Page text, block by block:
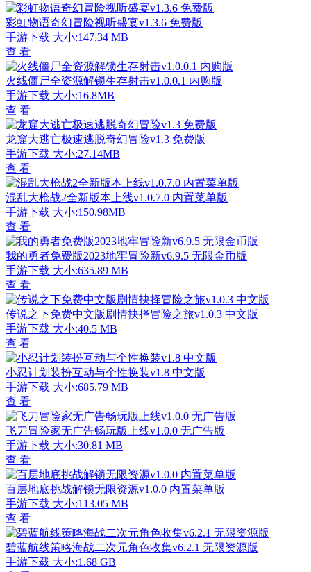
彩虹物语奇幻冒险视听盛宴v1.3.6 免费版
手游下载 大小:147.34 MB
查 看
火线僵尸全资源解锁生存射击v1.0.0.1 内购版
手游下载 大小:16.8MB
查 看
龙窟大逃亡极速逃脱奇幻冒险v1.3 免费版
手游下载 大小:27.14MB
查 看
混乱大枪战2全新版本上线v1.0.7.0 内置菜单版
手游下载 大小:150.98MB
查 看
我的勇者免费版2023地牢冒险新v6.9.5 无限金币版
手游下载 大小:635.89 MB
查 看
传说之下免费中文版剧情抉择冒险之旅v1.0.3 中文版
手游下载 大小:40.5 MB
查 看
小忍计划装扮互动与个性换装v1.8 中文版
手游下载 大小:685.79 MB
查 看
飞刀冒险家无广告畅玩版上线v1.0.0 无广告版
手游下载 大小:30.81 MB
查 看
百层地底挑战解锁无限资源v1.0.0 内置菜单版
手游下载 大小:113.05 MB
查 看
碧蓝航线策略海战二次元角色收集v6.2.1 无限资源版
手游下载 大小:1.68 GB